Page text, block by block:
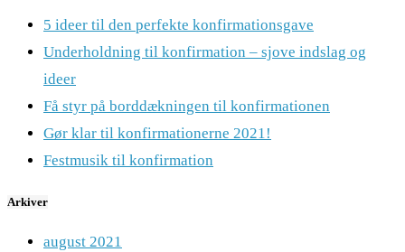
5 ideer til den perfekte konfirmationsgave
Underholdning til konfirmation – sjove indslag og
ideer
Få styr på borddækningen til konfirmationen
Gør klar til konfirmationerne 2021!
Festmusik til konfirmation
Arkiver
august 2021